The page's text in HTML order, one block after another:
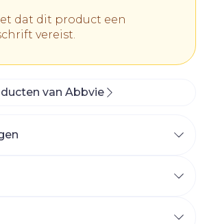
dat dit product een
vereist.
van Abbvie